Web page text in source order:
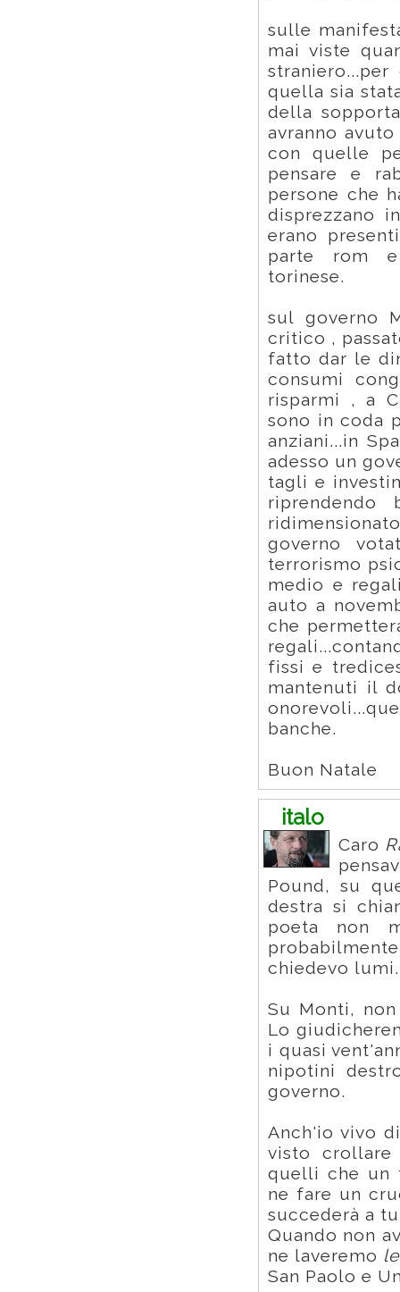
sulle
mai viste
quella sia
della
avranno
con quelle
pensare e
persone che
disprezzano
erano
parte rom e
torinese.
sul governo
critico ,
fatto dar le
consumi
risparmi , a
sono in coda
anziani...in
adesso un
tagli e
governo
terrorismo
medio e
auto a
che
fissi e
mantenuti il
banche.
Buon Natale
italo
Caro
Pound, su
destra si
poeta non
chiedevo lumi.
Su Monti,
Lo
i quasi
nipotini
governo.
Anch'io vivo
visto
quelli che un
ne fare un
succederà a
Quando non
ne laveremo
San Paolo e